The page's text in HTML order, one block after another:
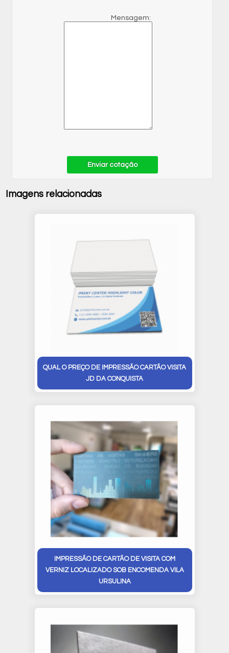
Mensagem:
Enviar cotação
Imagens relacionadas
QUAL O PREÇO DE IMPRESSÃO CARTÃO VISITA
JD DA CONQUISTA
IMPRESSÃO DE CARTÃO DE VISITA COM
VERNIZ LOCALIZADO SOB ENCOMENDA VILA
URSULINA